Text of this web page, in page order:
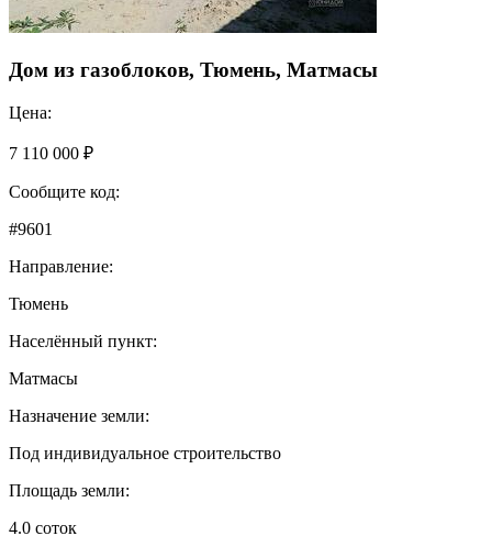
Дом из газоблоков, Тюмень, Матмасы
Цена:
7 110 000 ₽
Сообщите код:
#9601
Направление:
Тюмень
Населённый пункт:
Матмасы
Назначение земли:
Под индивидуальное строительство
Площадь земли:
4.0 соток